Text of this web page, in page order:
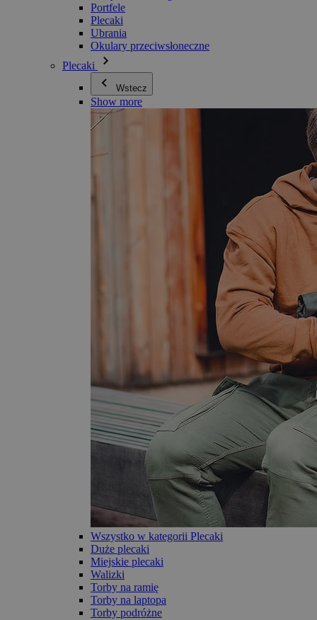
Portfele
Plecaki
Ubrania
Okulary przeciwsłoneczne
Plecaki
Wstecz
Show more
Wszystko w kategorii Plecaki
Duże plecaki
Miejskie plecaki
Walizki
Torby na ramię
Torby na laptopa
Torby podróżne